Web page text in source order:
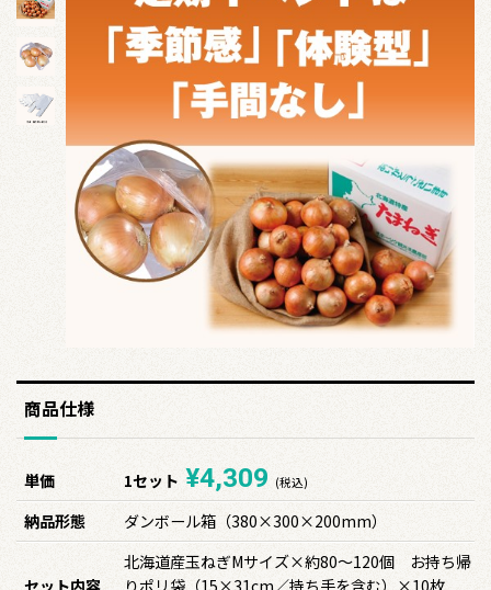
商品仕様
単価 1セット ¥4,309 (税込)
納品形態 ダンボール箱（380×300×200mm）
セット内容
北海道産玉ねぎMサイズ×約80～120個 お持ち帰
りポリ袋（15×31cm／持ち手を含む）×10枚